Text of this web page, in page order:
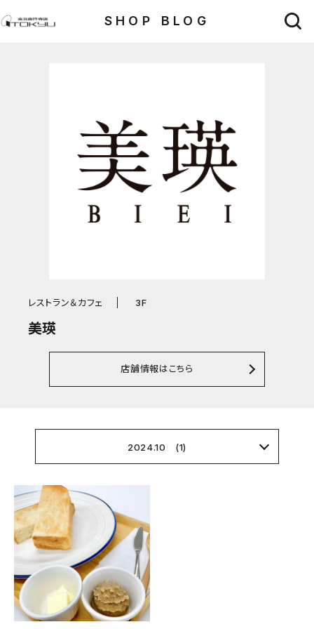
SHOP BLOG
レストラン＆カフェ 3F
美瑛
店舗情報はこちら
2024.10 (1)